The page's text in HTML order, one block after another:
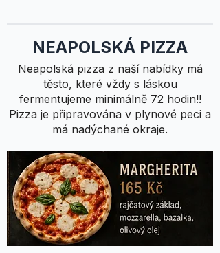
NEAPOLSKÁ PIZZA
Neapolská pizza z naší nabídky má
těsto, které vždy s láskou
fermentujeme minimálně 72 hodin!!
Pizza je připravována v plynové peci a
má nadýchané okraje.